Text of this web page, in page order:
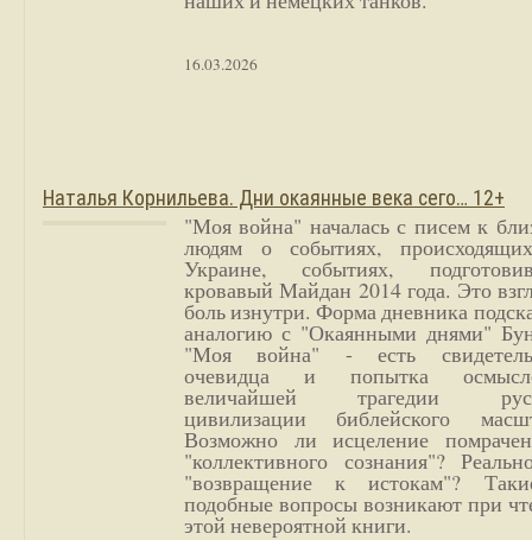
16.03.2026
Наталья Корнильева. Дни окаянные века сего… 12+
"Моя война" началась с писем к
людям о событиях,
Украине, событиях,
кровавый Майдан 2014 года. Это
боль изнутри. Форма дневника
аналогию с "Окаянными днями"
"Моя война" - есть
очевидца и попытка
величайшей трагедии
цивилизации библейского
Возможно ли исцеление
"коллективного сознания"?
"возвращение к истокам"?
подобные вопросы возникают при
этой невероятной книги.